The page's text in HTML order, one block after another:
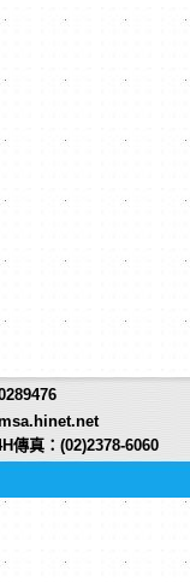
傳真：(02)2378-6060